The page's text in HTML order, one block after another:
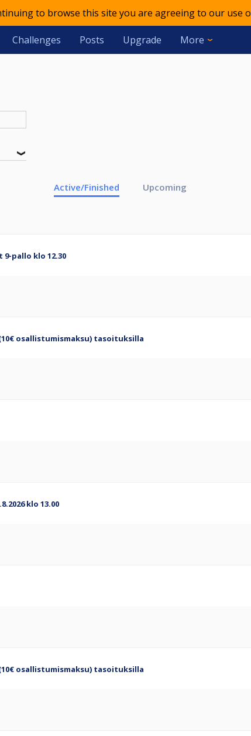
to browse this site you are agreeing to our use
Challenges Posts Upgrade More
Active/Finished Upcoming
9-pallo klo 12.30
osallistumismaksu) tasoituksilla
klo 13.00
osallistumismaksu) tasoituksilla